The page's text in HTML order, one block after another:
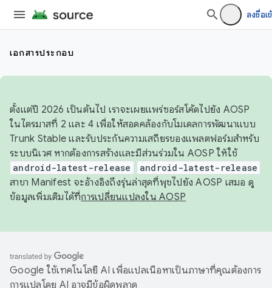
ลงชื่อเ
เอกสารประกอบ
ตั้งแต่ปี 2026 เป็นต้นไป เราจะเผยแพร่ซอร์สโค้ดไปยัง AOSP
ในไตรมาสที่ 2 และ 4 เพื่อให้สอดคล้องกับโมเดลการพัฒนาแบบ
Trunk Stable และรับประกันความเสถียรของแพลตฟอร์มสำหรับ
ระบบนิเวศ หากต้องการสร้างและมีส่วนร่วมใน AOSP ให้ใช้
android-latest-release android-latest-release
สาขา Manifest จะอ้างอิงถึงรุ่นล่าสุดที่พุชไปยัง AOSP เสมอ ดู
ข้อมูลเพิ่มเติมได้ที่การเปลี่ยนแปลงใน AOSP
Google ใช้เทคโนโลยี AI เพื่อแปลเนื้อหาเป็นภาษาที่คุณต้องการ
การแปลโดย AI อาจมีข้อผิดพลาด